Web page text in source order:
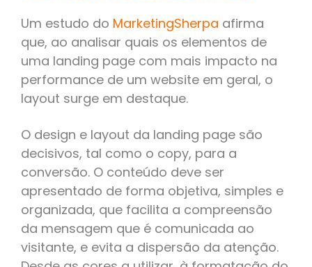
Um estudo do MarketingSherpa afirma
que, ao analisar quais os elementos de
uma landing page com mais impacto na
performance de um website em geral, o
layout surge em destaque.
O design e layout da landing page são
decisivos, tal como o copy, para a
conversão. O conteúdo deve ser
apresentado de forma objetiva, simples e
organizada, que facilita a compreensão
da mensagem que é comunicada ao
visitante, e evita a dispersão da atenção.